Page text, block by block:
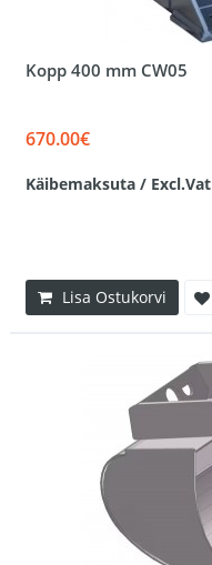
Kopp 400 mm CW05
670.00€
Käibemaksuta / Excl.Vat
Lisa Ostukorvi